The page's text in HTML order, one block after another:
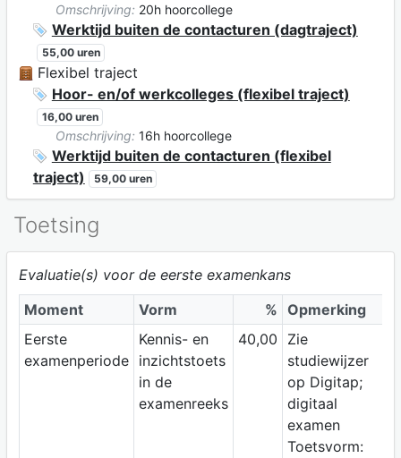
Omschrijving: 20h hoorcollege
Werktijd buiten de contacturen (dagtraject)
55,00 uren
Flexibel traject
Hoor- en/of werkcolleges (flexibel traject)
16,00 uren
Omschrijving: 16h hoorcollege
Werktijd buiten de contacturen (flexibel
traject)
59,00 uren
Toetsing
Evaluatie(s) voor de eerste examenkans
Moment
Vorm % Opmerking
Eerste
examenperiode
Kennis- en
inzichtstoets
in de
examenreeks
40,00
Zie
studiewijzer
op Digitap;
digitaal
examen
Toetsvorm: